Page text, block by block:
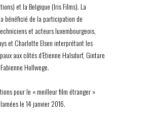
et la Belgique (Iris Films). La
bénéficié de la participation de
et acteurs luxembourgeois,
et Charlotte Elsen interprétant les
aux côtés d’Etienne Halsdorf, Gintare
Hollwege.
pour le « meilleur film étranger »
le 14 janvier 2016.